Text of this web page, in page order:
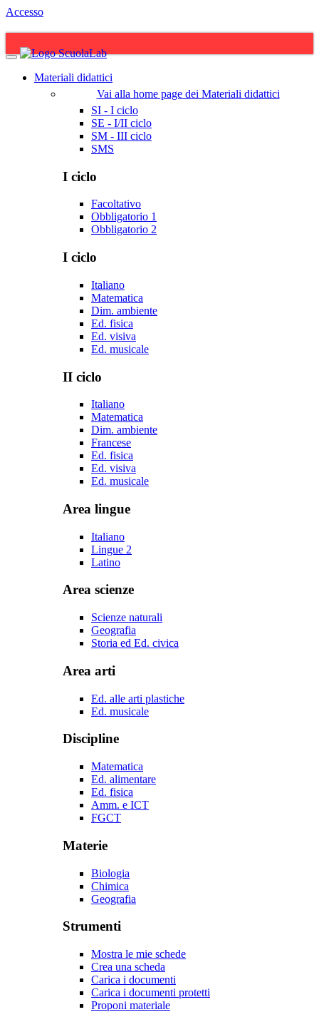
Accesso
Materiali didattici
Vai alla home page dei Materiali didattici
SI - I ciclo
SE - I/II ciclo
SM - III ciclo
SMS
I ciclo
Facoltativo
Obbligatorio 1
Obbligatorio 2
I ciclo
Italiano
Matematica
Dim. ambiente
Ed. fisica
Ed. visiva
Ed. musicale
II ciclo
Italiano
Matematica
Dim. ambiente
Francese
Ed. fisica
Ed. visiva
Ed. musicale
Area lingue
Italiano
Lingue 2
Latino
Area scienze
Scienze naturali
Geografia
Storia ed Ed. civica
Area arti
Ed. alle arti plastiche
Ed. musicale
Discipline
Matematica
Ed. alimentare
Ed. fisica
Amm. e ICT
FGCT
Materie
Biologia
Chimica
Geografia
Strumenti
Mostra le mie schede
Crea una scheda
Carica i documenti
Carica i documenti protetti
Proponi materiale